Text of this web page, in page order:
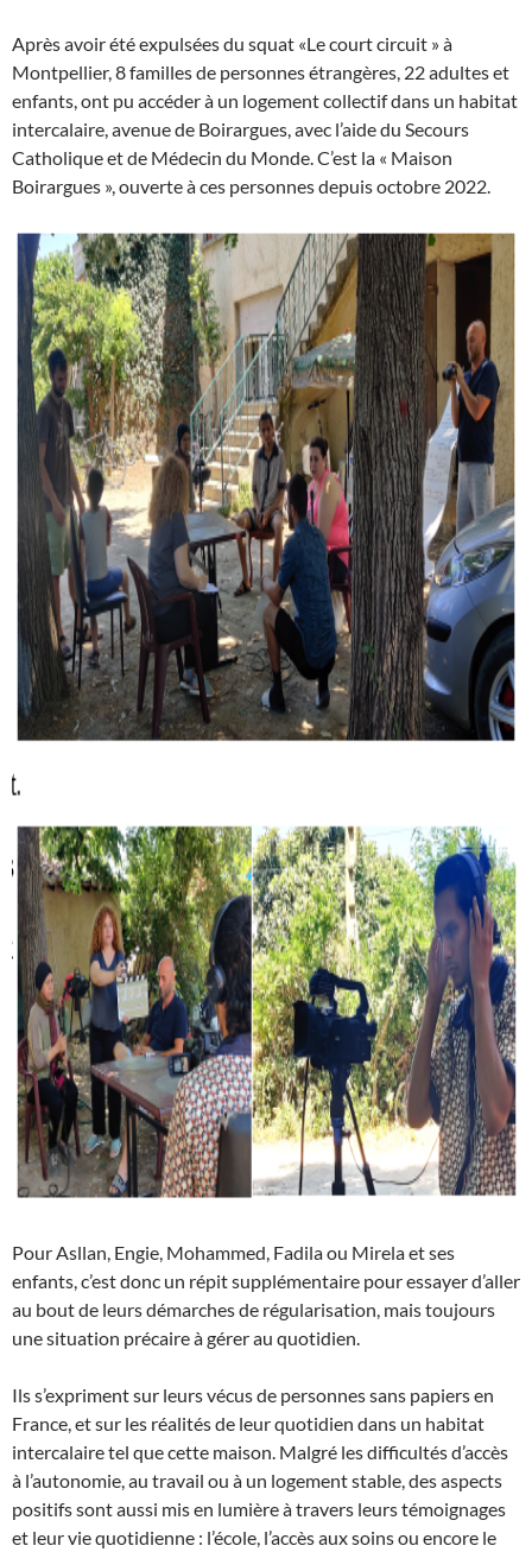
Après avoir été expulsées du squat «Le court circuit » à
Montpellier, 8 familles de personnes étrangères, 22 adultes et
enfants, ont pu accéder à un logement collectif dans un habitat
intercalaire, avenue de Boirargues, avec l’aide du Secours
Catholique et de Médecin du Monde. C’est la « Maison
Boirargues », ouverte à ces personnes depuis octobre 2022.
Pour Asllan, Engie, Mohammed, Fadila ou Mirela et ses
enfants, c’est donc un répit supplémentaire pour essayer d’aller
au bout de leurs démarches de régularisation, mais toujours
une situation précaire à gérer au quotidien.
Ils s’expriment sur leurs vécus de personnes sans papiers en
France, et sur les réalités de leur quotidien dans un habitat
intercalaire tel que cette maison. Malgré les difficultés d’accès
à l’autonomie, au travail ou à un logement stable, des aspects
positifs sont aussi mis en lumière à travers leurs témoignages
et leur vie quotidienne : l’école, l’accès aux soins ou encore le